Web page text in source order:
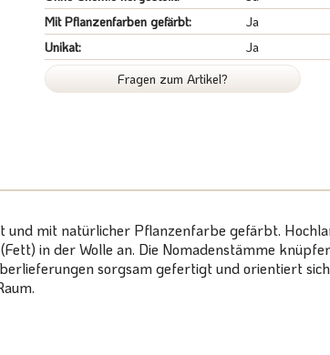
Mit Pflanzenfarben gefärbt:
Ja
Unikat:
Ja
Fragen zum Artikel?
und mit natürlicher Pflanzenfarbe gefärbt.
in der Wolle an. Die Nomadenstämme
sorgsam gefertigt und orientiert